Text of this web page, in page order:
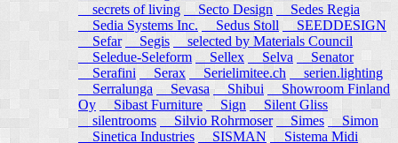
secrets of living
Secto Design
Sedes Regia
Sedia Systems Inc.
Sedus Stoll
SEEDDESIGN
Sefar
Segis
selected by Materials Council
Seledue-Seleform
Sellex Selva
Senator
Serafini
Serax Serielimitee.ch
serien.lighting
Serralunga
Sevasa Shibui
Showroom Finland
Oy
Sibast Furniture Sign
Silent Gliss
silentrooms
Silvio Rohrmoser Simes Simon
Sinetica Industries
SISMAN
Sistema Midi